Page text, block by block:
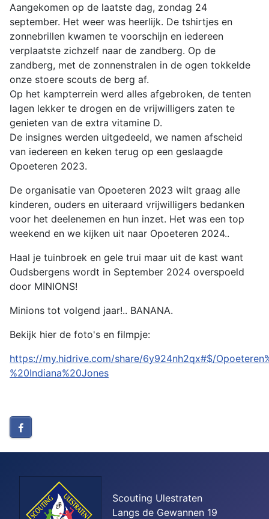
Aangekomen op de laatste dag, zondag 24
september. Het weer was heerlijk. De tshirtjes en
zonnebrillen kwamen te voorschijn en iedereen
verplaatste zichzelf naar de zandberg. Op de
zandberg, met de zonnenstralen in de ogen tokkelde
onze stoere scouts de berg af.
Op het kampterrein werd alles afgebroken, de tenten
lagen lekker te drogen en de vrijwilligers zaten te
genieten van de extra vitamine D.
De insignes werden uitgedeeld, we namen afscheid
van iedereen en keken terug op een geslaagde
Opoeteren 2023.
De organisatie van Opoeteren 2023 wilt graag alle
kinderen, ouders en uiteraard vrijwilligers bedanken
voor het deelenemen en hun inzet. Het was een top
weekend en we kijken uit naar Opoeteren 2024..
Haal je tuinbroek en gele trui maar uit de kast want
Oudsbergens wordt in September 2024 overspoeld
door MINIONS!
Minions tot volgend jaar!.. BANANA.
Bekijk hier de foto's en filmpje:
https://my.hidrive.com/share/6y924nh2qx#$/
%20Indiana%20Jones
Scouting Ulestraten
Langs de Gewannen 19